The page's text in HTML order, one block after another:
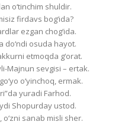
o‘tinchim shuldir.
firdavs bog‘ida?
ezgan chog‘ida.
do‘ndi osuda hayot.
etmoqda g‘orat.
Majnun sevgisi – ertak.
o‘yinchoq, ermak.
yuradi Farhod.
Shopurday ustod.
sanab misli sher.